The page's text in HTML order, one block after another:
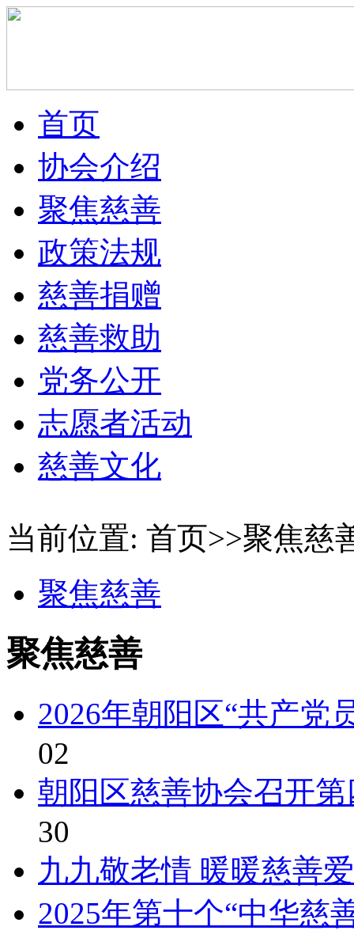
首页
协会介绍
聚焦慈善
政策法规
慈善捐赠
慈善救助
党务公开
志愿者活动
慈善文化
当前位置: 首页>>聚焦慈
聚焦慈善
聚焦慈善
2026年朝阳区“共产党
02
朝阳区慈善协会召开
30
九九敬老情 暖暖慈善爱
2025年第十个“中华慈